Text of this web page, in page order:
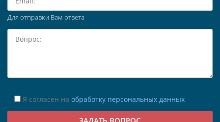
Для отправки Вам ответа
Я согласен на обработку персональных данных